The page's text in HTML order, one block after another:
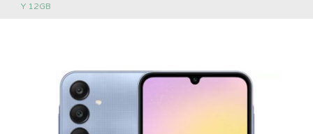
Y 12GB